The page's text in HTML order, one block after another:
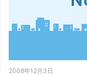
2008年12月3日